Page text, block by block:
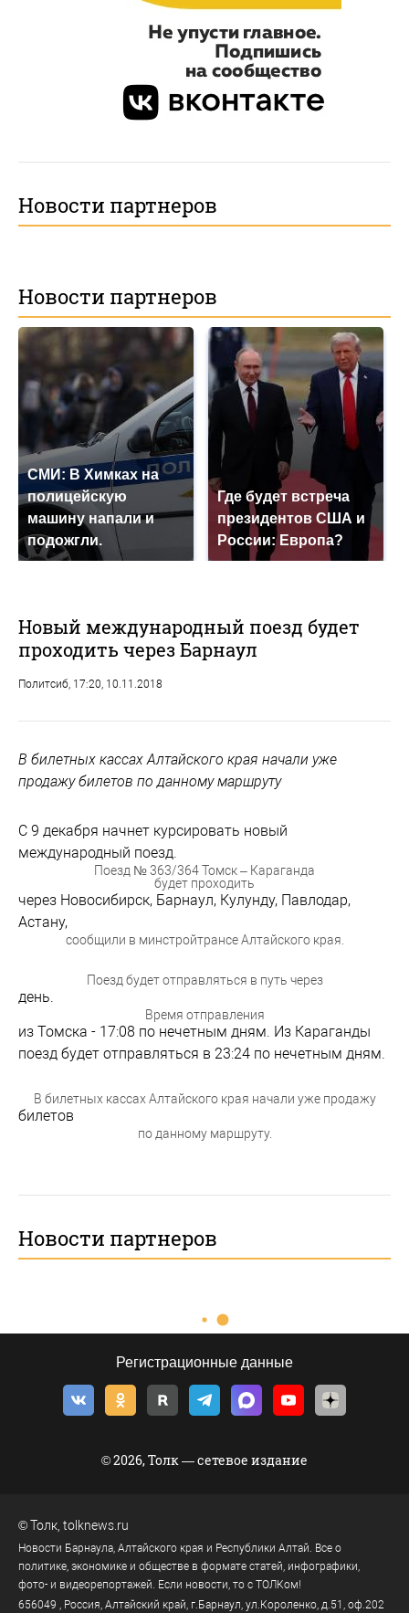
Новости партнеров
Новости партнеров
СМИ: В Химках на
полицейскую
машину напали и
подожгли.
Где будет встреча
президентов США и
России: Европа?
Новый международный поезд будет
проходить через Барнаул
Политсиб, 17:20, 10.11.2018
В билетных кассах Алтайского края начали уже
продажу билетов по данному маршруту
С 9 декабря начнет курсировать новый
международный поезд.
Поезд № 363/364 Томск – Караганда
будет проходить
через Новосибирск, Барнаул, Кулунду, Павлодар,
Астану,
сообщили в минстройтрансе Алтайского края.
Поезд будет отправляться в путь через
день.
Время отправления
из Томска - 17:08 по нечетным дням. Из Караганды
поезд будет отправляться в 23:24 по нечетным дням.
В билетных кассах Алтайского края начали уже продажу
билетов
по данному маршруту.
Новости партнеров
Регистрационные данные
© 2026, Толк — сетевое издание
©Толк tolknews.ru
Новости Барнаула, Алтайского края и Республики Алтай. Все о
политике, экономике и обществе в формате статей, инфографики,
фото- и видеорепортажей. Если новости, то с ТОЛКом!
656049 , Россия, Алтайский край, г.Барнаул, ул.Короленко, д.51, оф.202